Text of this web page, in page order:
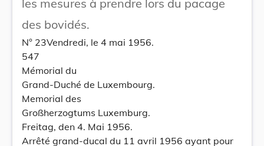
les mesures à prendre lors du pacage
des bovidés.
N° 23Vendredi, le 4 mai 1956.
547
Mémorial du
Grand-Duché de Luxembourg.
Memorial des
Großherzogtums Luxemburg.
Freitag, den 4. Mai 1956.
Arrêté grand-ducal du 11 avril 1956 ayant pour